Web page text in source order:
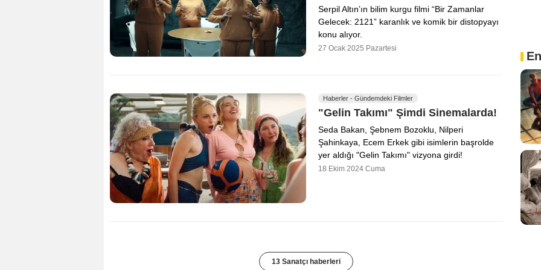
Serpil Altın’ın bilim kurgu filmi “Bir Zamanlar
Gelecek: 2121” karanlık ve komik bir distopyayı
konu alıyor.
27 Ocak 2025 Pazartesi
Haberler - Gündemdeki Filmler
"Gelin Takımı" Şimdi Sinemalarda!
Seda Bakan, Şebnem Bozoklu, Nilperi
Şahinkaya, Ecem Erkek gibi isimlerin başrolde
yer aldığı "Gelin Takımı" vizyona girdi!
18 Ekim 2024 Cuma
13 Sanatçı haberleri